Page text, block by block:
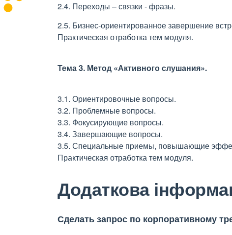
2.4. Переходы – связки - фразы.
2.5. Бизнес-ориентированное завершение
Практическая отработка тем модуля.
Тема 3. Метод «Активного слушания».
3.1. Ориентировочные вопросы.
3.2. Проблемные вопросы.
3.3. Фокусирующие вопросы.
3.4. Завершающие вопросы.
3.5. Специальные приемы, повышающие
Практическая отработка тем модуля.
Додаткова
Сделать запрос по корпоративному